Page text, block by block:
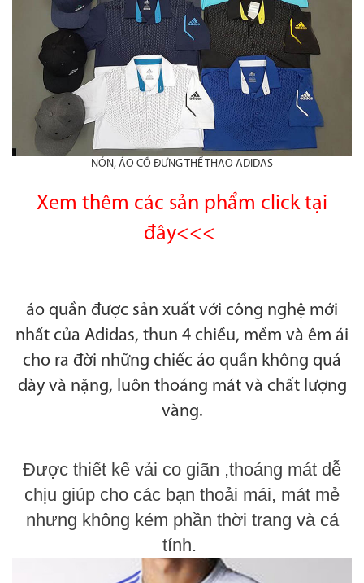
NÓN, ÁO CỔ ĐƯNG THỂ THAO ADIDAS
Xem thêm các sản phẩm click tại
đây<<<
áo quần được sản xuất với công nghệ mới
nhất của Adidas, thun 4 chiều, mềm và êm ái
cho ra đời những chiếc áo quần không quá
dày và nặng, luôn thoáng mát và chất lượng
vàng.
Được thiết kế vải co giãn ,thoáng mát dễ
chịu giúp cho các bạn thoải mái, mát mẻ
nhưng không kém phần thời trang và cá
tính.